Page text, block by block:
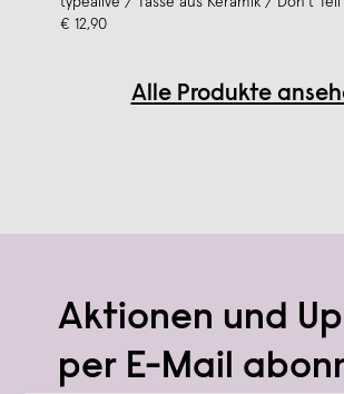
€ 12,90
Alle Produkte
Aktionen und
per E-Mail